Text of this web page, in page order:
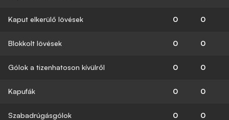
Kaput elkerülő lövések 0 0
Blokkolt lövések 0 0
Gólok a tizenhatoson kívülről 0 0
Kapufák 0 0
Szabadrúgásgólok 0 0